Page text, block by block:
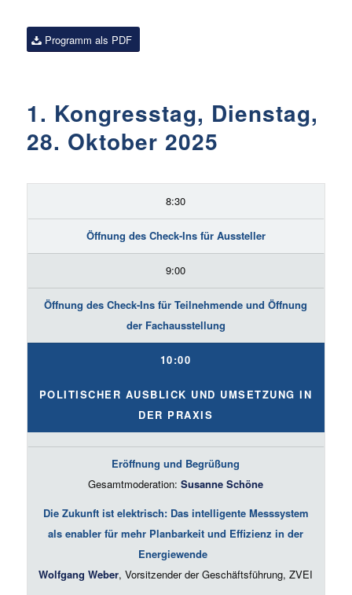
Programm als PDF
1. Kongresstag, Dienstag,
28. Oktober 2025
8:30
Öffnung des Check-Ins für Aussteller
9:00
Öffnung des Check-Ins für Teilnehmende und Öffnung
der Fachausstellung
10:00
POLITISCHER AUSBLICK UND UMSETZUNG IN
DER PRAXIS
Eröffnung und Begrüßung
Gesamtmoderation:Susanne Schöne
Die Zukunft ist elektrisch: Das intelligente Messsystem
als enabler für mehr Planbarkeit und Effizienz in der
Energiewende
Wolfgang Weber, Vorsitzender der Geschäftsführung, ZVEI